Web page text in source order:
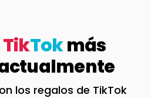
TikTokmás
los regalos de TikTok